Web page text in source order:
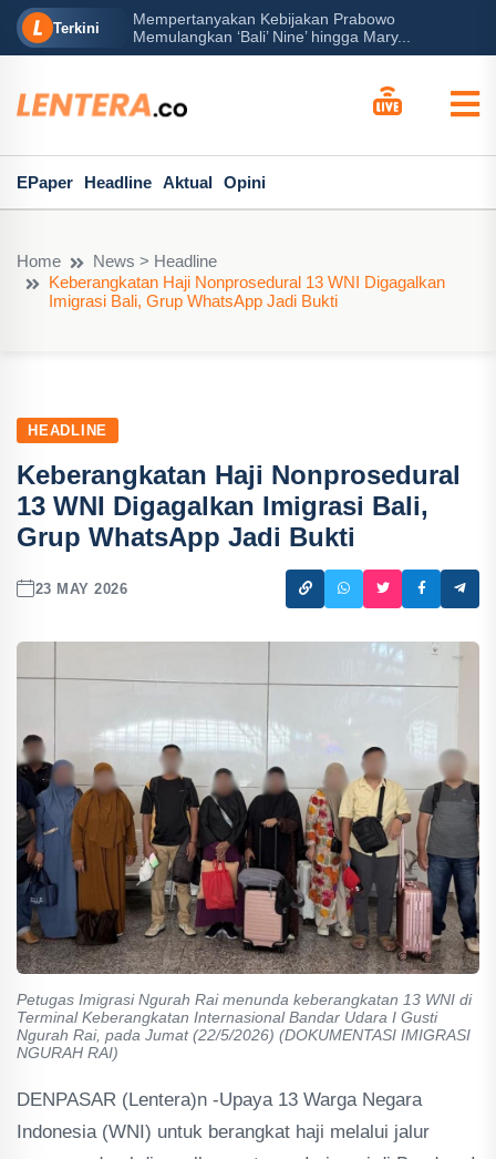
Terkini
Mempertanyakan Kebijakan Prabowo
Memulangkan ‘Bali’ Nine’ hingga Mary...
EPaper Headline Aktual Opini
Home
News > Headline
Keberangkatan Haji Nonprosedural 13 WNI Digagalkan
Imigrasi Bali, Grup WhatsApp Jadi Bukti
HEADLINE
Keberangkatan Haji Nonprosedural
13 WNI Digagalkan Imigrasi Bali,
Grup WhatsApp Jadi Bukti
23 MAY 2026
Petugas Imigrasi Ngurah Rai menunda keberangkatan 13 WNI di
Terminal Keberangkatan Internasional Bandar Udara I Gusti
Ngurah Rai, pada Jumat (22/5/2026) (DOKUMENTASI IMIGRASI
NGURAH RAI)
DENPASAR (Lentera)n -Upaya 13 Warga Negara
Indonesia (WNI) untuk berangkat haji melalui jalur